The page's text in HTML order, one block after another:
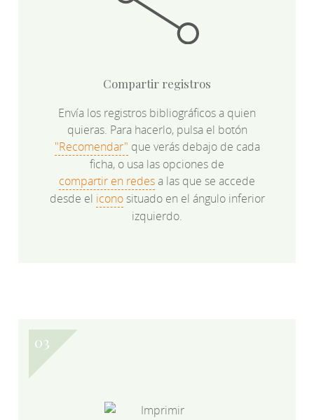
Compartir registros
Envía los registros bibliográficos a quien
quieras. Para hacerlo, pulsa el botón
"Recomendar" que verás debajo de cada
ficha, o usa las opciones de
compartir en redesa las que se accede
desde el iconosituado en el ángulo inferior
izquierdo.